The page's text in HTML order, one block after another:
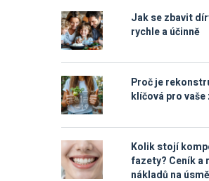
Jak se zbavit
rychle a účinně
Proč je
klíčová pro
Kolik stojí
fazety? Ceník a
nákladů na